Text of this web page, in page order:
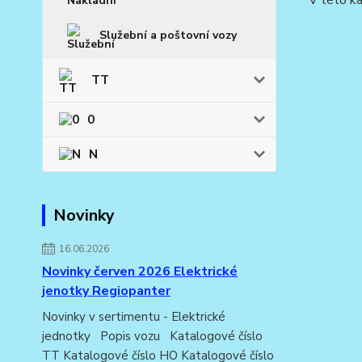
Služební a poštovní vozy
TT
0
N
Novinky
16.06.2026
Novinky červen 2026 Elektrické
jenotky Regiopanter
Novinky v sertimentu - Elektrické
jednotky Popis vozu Katalogové číslo
TT Katalogové číslo HO Katalogové číslo